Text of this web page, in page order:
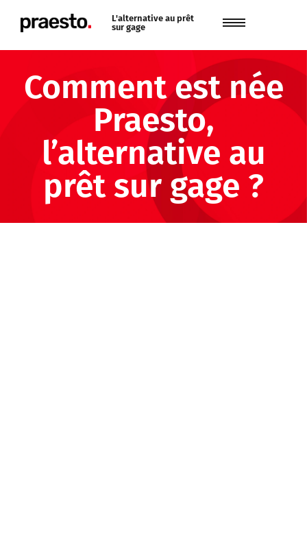
L'alternative au prêt
sur gage
Comment est née
Praesto,
l’alternative au
prêt sur gage ?